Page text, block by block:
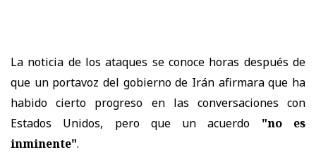
La noticia de los ataques se conoce horas después de
que un portavoz del gobierno de Irán afirmara que ha
habido cierto progreso en las conversaciones con
Estados Unidos, pero que un acuerdo "no es
inminente".